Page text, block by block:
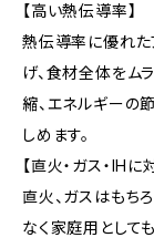
【高い熱伝導率】
熱伝導率に優れた
げ、食材全体をム
縮、エネルギーの
しめます。
【直火・ガス・IHに
直火、ガスはもち
なく家庭用として